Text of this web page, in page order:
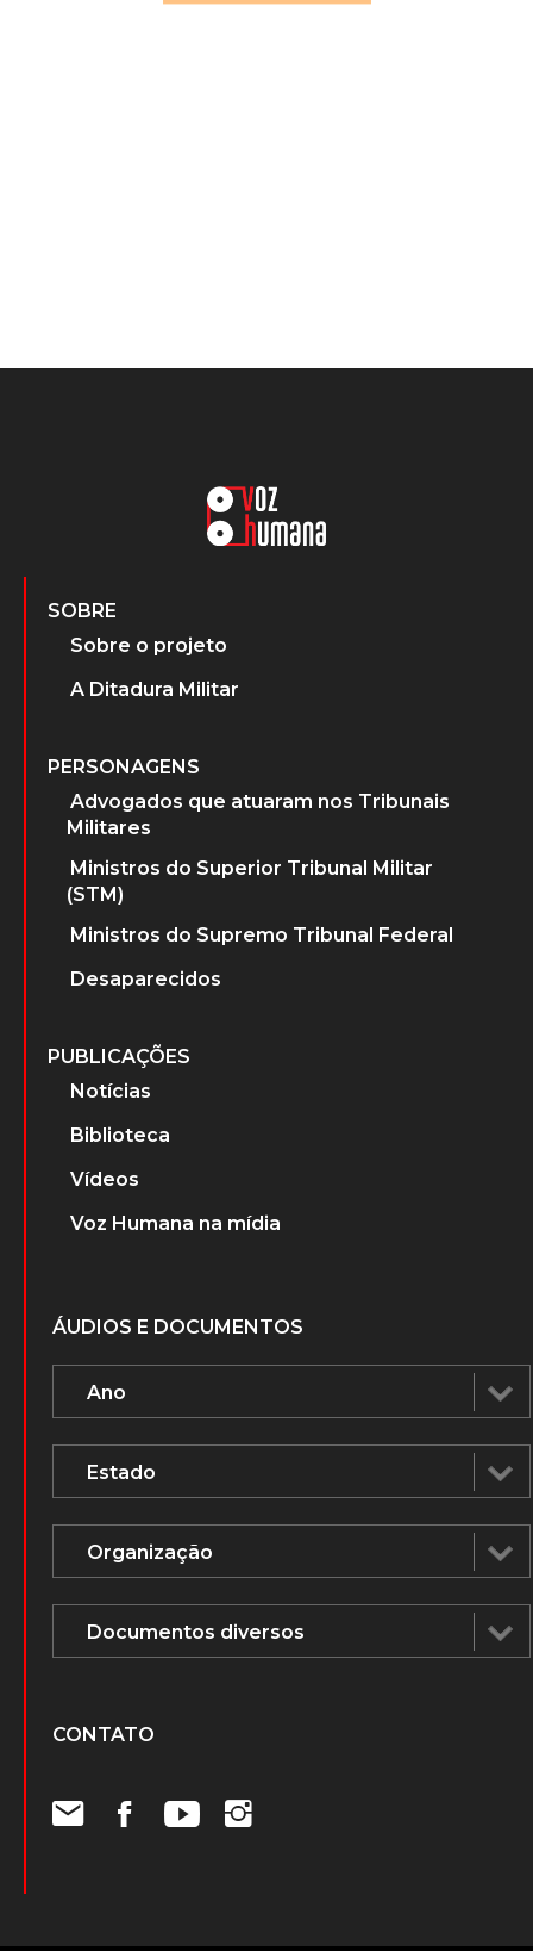
SOBRE
Sobre o projeto
A Ditadura Militar
PERSONAGENS
Advogados que atuaram nos Tribunais
Militares
Ministros do Superior Tribunal Militar
(STM)
Ministros do Supremo Tribunal Federal
Desaparecidos
PUBLICAÇÕES
Notícias
Biblioteca
Vídeos
Voz Humana na mídia
ÁUDIOS E DOCUMENTOS
CONTATO